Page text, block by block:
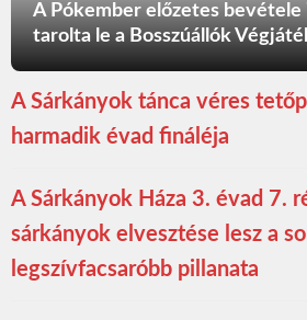
A Pókember előzetes bevétele
tarolta le a Bosszúállók
A Sárkányok tánca véres
harmadik évad fináléja
A Sárkányok Háza 3. évad 7.
sárkányok elvesztése lesz a
legszívfacsaróbb pillanata